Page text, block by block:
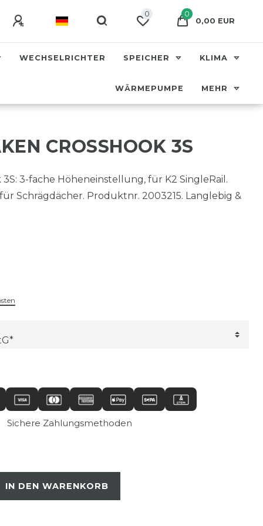
0
0
0,00 EUR
WECHSELRICHTER SPEICHER KLIMA
WÄRMEPUMPE MEHR
CROSSHOOK 3S
3-fache Höheneinstellung, für K2 SingleRail.
Schrägdächer. Produktnr. 2003215. Langlebig &
Sichere Zahlungsmethoden
IN DEN WARENKORB